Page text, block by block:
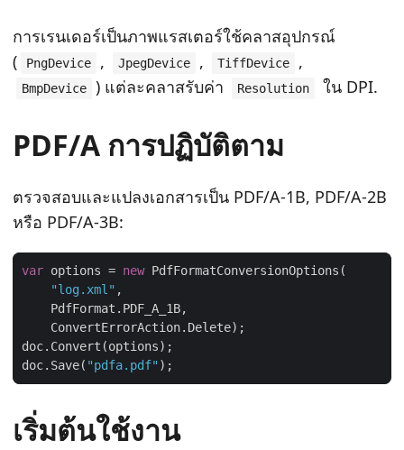
การเรนเดอร์เป็นภาพแรสเตอร์ใช้คลาสอุปกรณ์
(
PngDevice , JpegDevice , TiffDevice ,
BmpDevice ) แต่ละคลาสรับค่า Resolution ใน DPI.
PDF/A การปฏิบัติตาม
ตรวจสอบและแปลงเอกสารเป็น PDF/A-1B, PDF/A-2B
หรือ PDF/A-3B:
var options = new
"log.xml"
doc.Save( "pdfa.pdf"
เริ่มต้นใช้งาน